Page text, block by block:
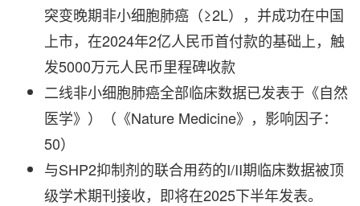
突变晚期非小细胞肺癌（≥2L），并成功在中国
上市，在2024年2亿人民币首付款的基础上，触
发5000万元人民币里程碑收款
二线非小细胞肺癌全部临床数据已发表于《自然
医学》）（《Nature Medicine》，影响因子：
50）
与SHP2抑制剂的联合用药的I/II期临床数据被顶
级学术期刊接收，即将在2025下半年发表。